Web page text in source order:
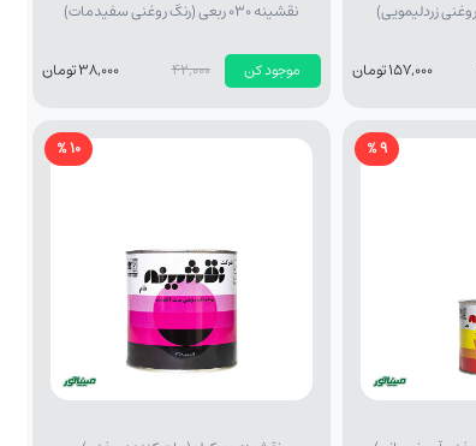
157,000 تومان
نقشینه 030 ربعی (رنگ روغنی سفیدمات)
موجود کن 42,000 38,000 تومان
9 %
10 %